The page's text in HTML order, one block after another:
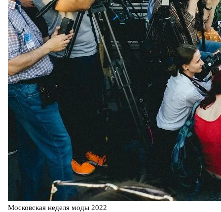
Московская неделя моды 2022